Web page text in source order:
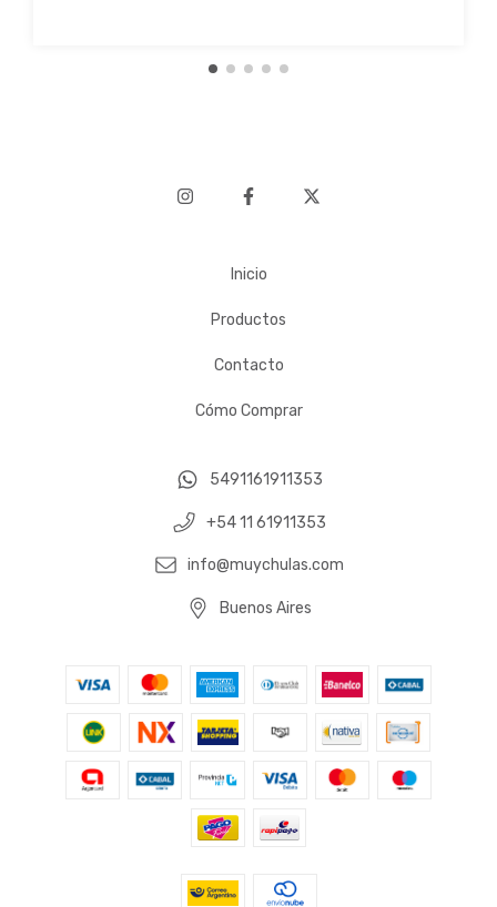
Inicio
Productos
Contacto
Cómo Comprar
5491161911353
+54 11 61911353
info@muychulas.com
Buenos Aires